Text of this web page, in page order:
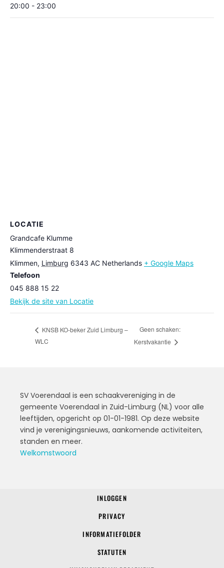
20:00 - 23:00
LOCATIE
Grandcafe Klumme
Klimmenderstraat 8
Klimmen, Limburg 6343 AC Netherlands + Google Maps
Telefoon
045 888 15 22
Bekijk de site van Locatie
KNSB KO-beker Zuid Limburg –
WLC
Geen schaken:
Kerstvakantie
SV Voerendaal is een schaakvereniging in de
gemeente Voerendaal in Zuid-Limburg (NL) voor alle
leeftijden, opgericht op 01-01-1981. Op deze website
vind je verenigingsnieuws, aankomende activiteiten,
standen en meer.
Welkomstwoord
INLOGGEN
PRIVACY
INFORMATIEFOLDER
STATUTEN
© 2022 SV Voerendaal